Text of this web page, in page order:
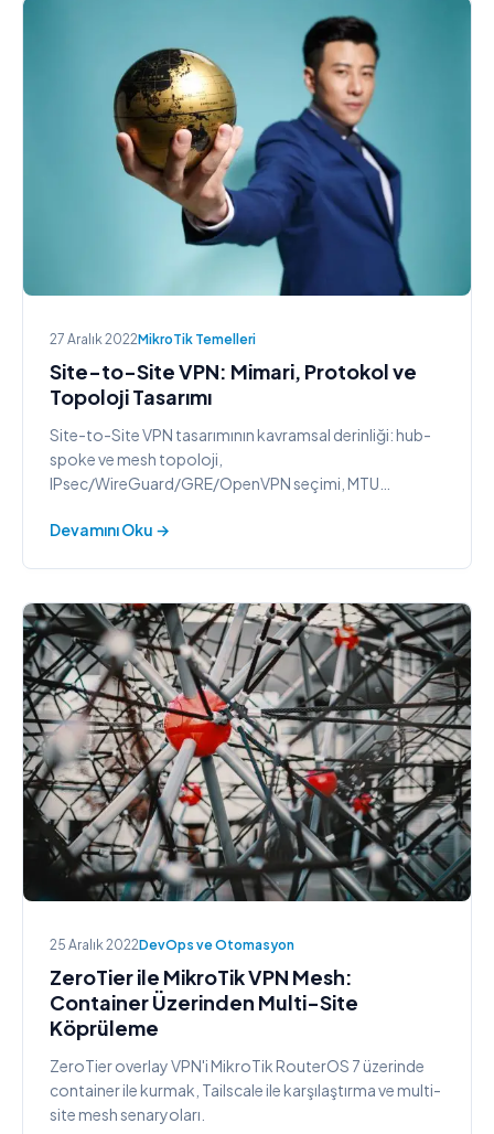
27 Aralık 2022MikroTik Temelleri
Site-to-Site VPN: Mimari, Protokol ve
Topoloji Tasarımı
Site-to-Site VPN tasarımının kavramsal derinliği: hub-
spoke ve mesh topoloji,
IPsec/WireGuard/GRE/OpenVPN seçimi, MTU
Devamını Oku →
25 Aralık 2022DevOps ve Otomasyon
ZeroTier ile MikroTik VPN Mesh:
Container Üzerinden Multi-Site
Köprüleme
ZeroTier overlay VPN'i MikroTik RouterOS 7 üzerinde
container ile kurmak, Tailscale ile karşılaştırma ve multi-
site mesh senaryoları.